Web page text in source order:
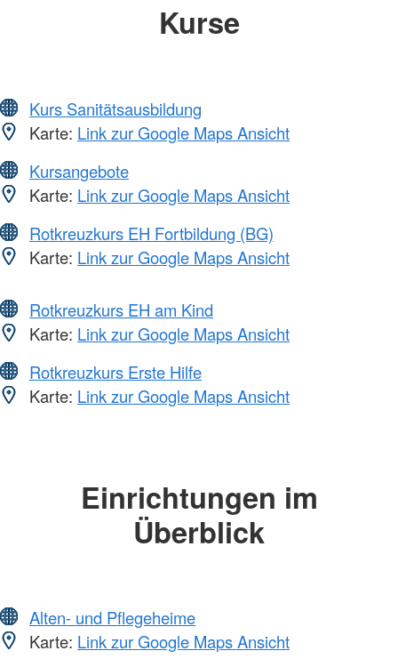
Kurse
Kurs Sanitätsausbildung
Karte: Link zur Google Maps Ansicht
Kursangebote
Karte: Link zur Google Maps Ansicht
Rotkreuzkurs EH Fortbildung (BG)
Karte: Link zur Google Maps Ansicht
Rotkreuzkurs EH am Kind
Karte: Link zur Google Maps Ansicht
Rotkreuzkurs Erste Hilfe
Karte: Link zur Google Maps Ansicht
Einrichtungen im
Überblick
Alten- und Pflegeheime
Karte: Link zur Google Maps Ansicht